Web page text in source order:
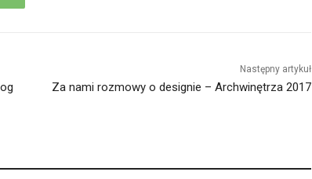
Następny artykuł
Za nami rozmowy o designie – Archwinętrza 2017